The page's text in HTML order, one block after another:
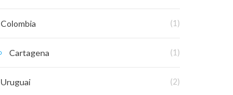
Colombia (1)
Cartagena (1)
Uruguai (2)